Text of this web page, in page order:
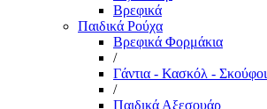
Βρεφικά
Παιδικά Ρούχα
Βρεφικά Φορμάκια
/
Γάντια - Κασκόλ - Σκούφοι
/
Παιδικά Αξεσουάρ